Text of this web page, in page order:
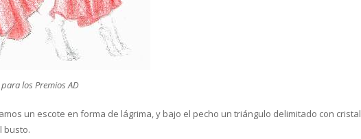
los Premios AD
un escote en forma de lágrima, y bajo el pecho un triángulo delimitado con cristal
busto.